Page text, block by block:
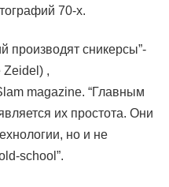
70-х.
производят сникерсы”-
Zeidel) ,
magazine. “Главным
их простота. Они
но и не
school”.